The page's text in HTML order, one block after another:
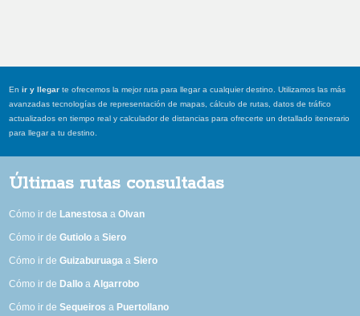
Enir y llegar te ofrecemos la mejor ruta para llegar a cualquier destino. Utilizamos las más
avanzadas tecnologías de representación de mapas, cálculo de rutas, datos de tráfico
actualizados en tiempo real y calculador de distancias para ofrecerte un detallado itenerario
para llegar a tu destino.
Últimas rutas consultadas
Cómo ir de Lanestosa aOlvan
Cómo ir deGutiolo aSiero
Cómo ir deGuizaburuaga aSiero
Cómo ir de Dallo aAlgarrobo
Cómo ir deSequeiros a Puertollano